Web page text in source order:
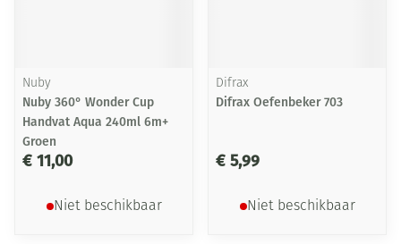
Nuby
Nuby 360° Wonder Cup
Handvat Aqua 240ml 6m+
Groen
€ 11,00
Niet beschikbaar
Difrax
Difrax Oefenbeker 703
€ 5,99
Niet beschikbaar